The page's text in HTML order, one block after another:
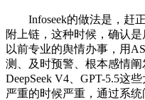
Infoseek的做法是，赶正
附上链，这种时候，确认
以前专业的舆情办事，用
测、及时预警、根本感情
DeepSeek V4、GPT-5.5这
严重的时候严重，通过系